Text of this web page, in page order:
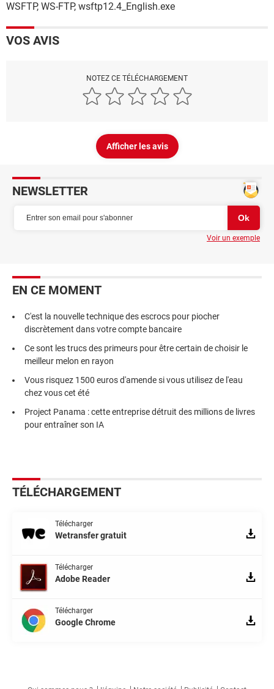
WSFTP, WS-FTP, wsftp12.4_English.exe
VOS AVIS
NOTEZ CE TÉLÉCHARGEMENT
Afficher les avis
NEWSLETTER
Voir un exemple
EN CE MOMENT
C'est la nouvelle technique des escrocs pour piocher
discrètement dans votre compte bancaire
Ce sont les trucs des primeurs pour être certain de choisir le
meilleur melon en rayon
Vous risquez 1500 euros d'amende si vous utilisez de l'eau
chez vous cet été
Project Panama : cette entreprise détruit des millions de livres
pour entraîner son IA
TÉLÉCHARGEMENT
Télécharger
Wetransfer gratuit
Télécharger
Adobe Reader
Télécharger
Google Chrome